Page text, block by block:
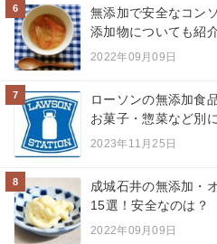
6
無添加で安全なコン
添加物についても紹介
2022年09月09日
7
ローソンの無添加食
お菓子・惣菜など別
2023年11月25日
8
成城石井の無添加・
15選！安全なのは？
2022年09月09日